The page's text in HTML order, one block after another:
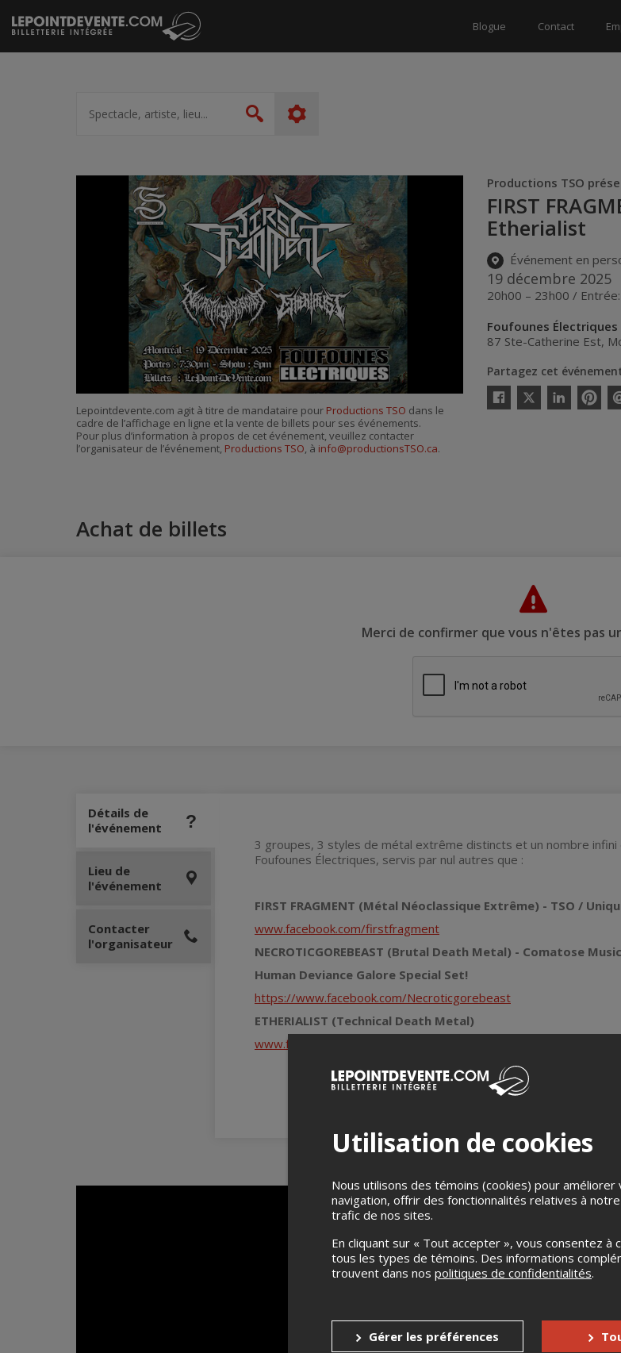
Passer
au
contenu
Blogue Contact
artiste,
lieu...
Rechercher
Productions TSO
FIRST
Etherialist
Événement en
19 décembre 2025
20h00 – 23h00 /
Foufounes Électriques
87 Ste-Catherine Est,
Partagez cet
Facebook
Twitter
LinkedinPinterest
Lepointdevente.com agit à titre de mandataire pour Productions TSO dans le
cadre de l’affichage en ligne et la vente de billets pour ses événements.
Pour plus d’information à propos de cet événement, veuillez contacter
l’organisateur de l’événement, Productions TSO, à info@productionsTSO.ca.
Achat de billets
Merci de confirmer que vous n'êtes pas
Détails de
l'événement
3 groupes, 3 styles de métal extrême distincts et un nombre
Foufounes Électriques, servis par nul autres que :
FIRST FRAGMENT (Métal Néoclassique Extrême) - TSO /
www.facebook.com/firstfragment
NECROTICGOREBEAST (Brutal Death Metal) - Comatose Music
Human Deviance Galore Special Set!
https://www.facebook.com/Necroticgorebeast
ETHERIALIST (Technical Death Metal)
www.facebook.com/EtherialistOfficial
Lieu de
l'événement
Contacter
l'organisateur
First
Utilisation de cookies
Nous utilisons des témoins (cookies) pour
navigation, offrir des fonctionnalités relatives à
trafic de nos sites.
En cliquant sur « Tout accepter », vous consentez à
tous les types de témoins. Des informations
trouvent dans nos politiques de confidentialités.
Gérer les préférences